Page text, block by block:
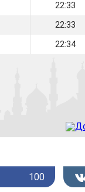
22:33
22:33
22:34
100